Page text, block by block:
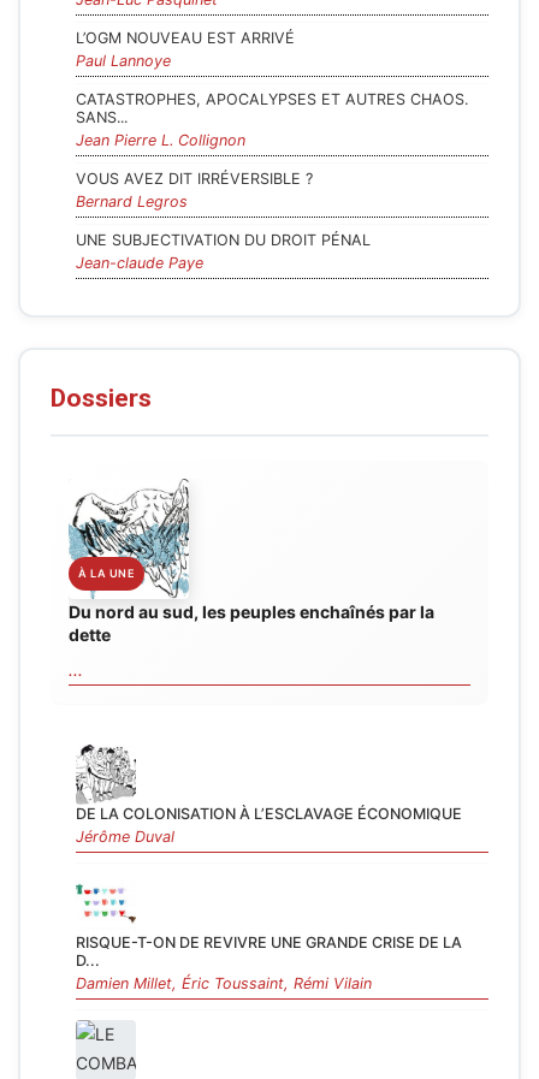
L’OGM NOUVEAU EST ARRIVÉ
Paul Lannoye
CATASTROPHES, APOCALYPSES ET AUTRES CHAOS.
SANS...
Jean Pierre L. Collignon
VOUS AVEZ DIT IRRÉVERSIBLE ?
Bernard Legros
UNE SUBJECTIVATION DU DROIT PÉNAL
Jean-claude Paye
Dossiers
Du nord au sud, les peuples enchaînés par la
dette
...
DE LA COLONISATION À L’ESCLAVAGE ÉCONOMIQUE
Jérôme Duval
RISQUE-T-ON DE REVIVRE UNE GRANDE CRISE DE LA
D...
Damien Millet, Éric Toussaint, Rémi Vilain